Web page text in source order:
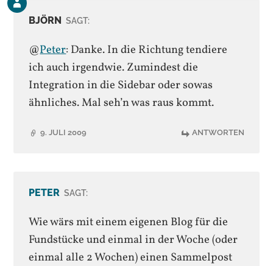
Kommentar
des
Beitrags-
BJÖRN SAGT:
@Peter: Danke. In die Richtung tendiere
ich auch irgendwie. Zumindest die
Integration in die Sidebar oder sowas
ähnliches. Mal seh’n was raus kommt.
9. JULI 2009 ANTWORTEN
PETER SAGT:
Wie wärs mit einem eigenen Blog für die
Fundstücke und einmal in der Woche (oder
einmal alle 2 Wochen) einen Sammelpost